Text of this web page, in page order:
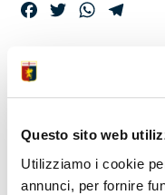
Questo sito web
Utilizziamo i cookie
annunci, per fornire
Facebook
TwitterWhatsApp
Altra sessione tosta al